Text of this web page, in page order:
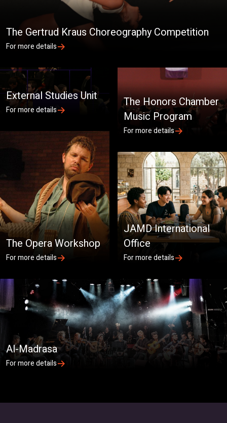
The Gertrud Kraus Choreography Competition
For more details
External Studies Unit
For more details
The Honors Chamber
Music Program
For more details
The Opera Workshop
For more details
JAMD International
Office
For more details
Al-Madrasa
For more details